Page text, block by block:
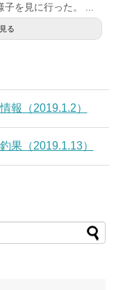
を見に行った。 ...
る
報（2019.1.2）
果（2019.1.13）